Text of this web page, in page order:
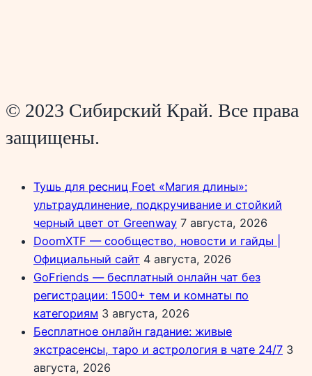
© 2023 Сибирский Край. Все права
защищены.
Тушь для ресниц Foet «Магия длины»:
ультраудлинение, подкручивание и стойкий
черный цвет от Greenway 7 августа, 2026
DoomXTF — сообщество, новости и гайды |
Официальный сайт 4 августа, 2026
GoFriends — бесплатный онлайн чат без
регистрации: 1500+ тем и комнаты по
категориям 3 августа, 2026
Бесплатное онлайн гадание: живые
экстрасенсы, таро и астрология в чате 24/7 3
августа, 2026